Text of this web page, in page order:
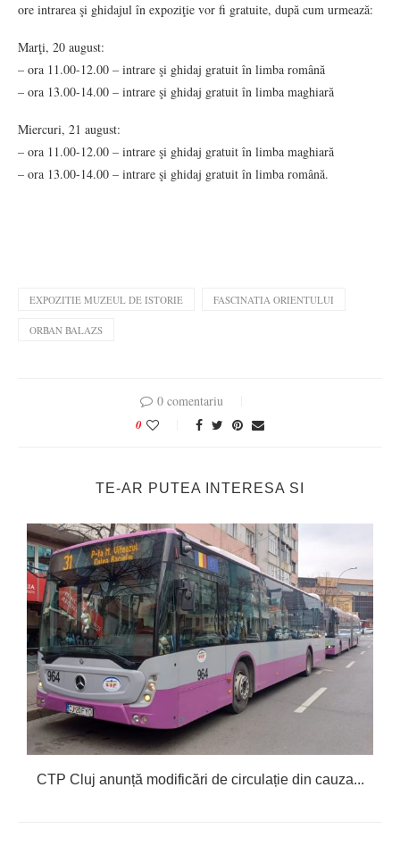
ore intrarea şi ghidajul în expoziţie vor fi gratuite, după cum urmează:
Marţi, 20 august:
– ora 11.00-12.00 – intrare şi ghidaj gratuit în limba română
– ora 13.00-14.00 – intrare şi ghidaj gratuit în limba maghiară
Miercuri, 21 august:
– ora 11.00-12.00 – intrare şi ghidaj gratuit în limba maghiară
– ora 13.00-14.00 – intrare şi ghidaj gratuit în limba română.
EXPOZITIE MUZEUL DE ISTORIE FASCINATIA ORIENTULUI
ORBAN BALAZS
0 comentariu
0
TE-AR PUTEA INTERESA SI
CTP Cluj anunță modificări de circulație din cauza...